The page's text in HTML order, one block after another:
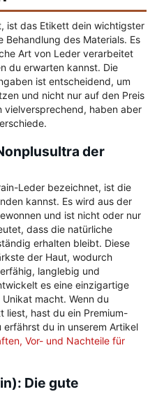
ist das Etikett dein wichtigster
des Materials. Es
Art von Leder verarbeitet
du erwarten kannst. Die
ist entscheidend, um
und nicht nur auf den Preis
vielversprechend, haben aber
der
Leder bezeichnet, ist die
kannst. Es wird aus der
und ist nicht oder nur
dass die natürliche
erhalten bleibt. Diese
der Haut, wodurch
langlebig und
es eine einzigartige
macht. Wenn du
liest, hast du ein Premium-
du in unserem Artikel
Vor- und Nachteile für
Die gute